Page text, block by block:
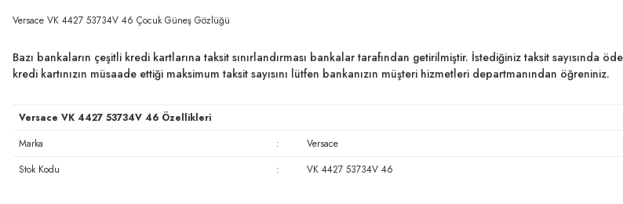
Versace VK 4427 53734V 46 Çocuk Güneş Gözlüğü
Bazı bankaların çeşitli kredi kartlarına taksit sınırlandırması bankalar tarafından getirilmiştir. İstediğiniz taksit sayısında
kredi kartınızın müsaade ettiği maksimum taksit sayısını lütfen bankanızın müşteri hizmetleri departmanından öğreniniz.
Versace VK 4427 53734V 46 Özellikleri
Marka
:
Versace
Stok Kodu
: VK 4427 53734V 46